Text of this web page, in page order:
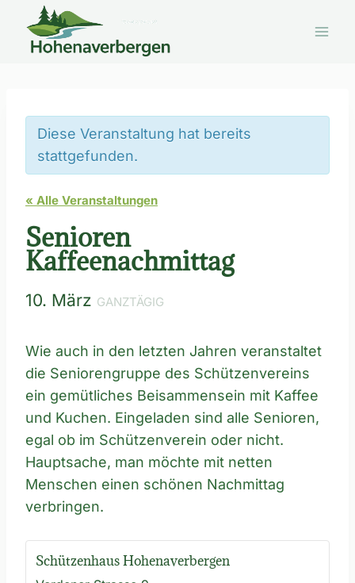
Inhalt
springen
Diese Veranstaltung hat bereits
stattgefunden.
« Alle Veranstaltungen
Senioren
Kaffeenachmittag
10. März GANZTÄGIG
Wie auch in den letzten Jahren veranstaltet
die Seniorengruppe des Schützenvereins
ein gemütliches Beisammensein mit Kaffee
und Kuchen. Eingeladen sind alle Senioren,
egal ob im Schützenverein oder nicht.
Hauptsache, man möchte mit netten
Menschen einen schönen Nachmittag
verbringen.
Schützenhaus Hohenaverbergen